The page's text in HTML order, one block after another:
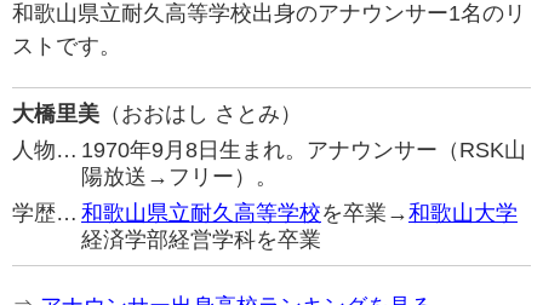
和歌山県立耐久高等学校出身のアナウンサー1名のリ
ストです。
大橋里美 （おおはし さとみ）
人物… 1970年9月8日生まれ。アナウンサー（RSK山
陽放送→フリー）。
学歴… 和歌山県立耐久高等学校を卒業→和歌山大学
経済学部経営学科を卒業